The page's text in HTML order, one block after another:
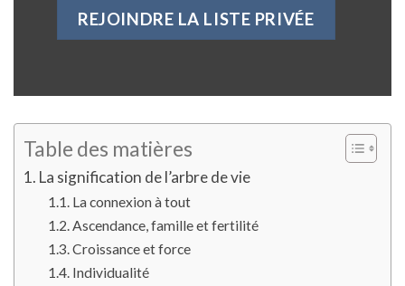
Table des matières
La signification de l’arbre de vie
La connexion à tout
Ascendance, famille et fertilité
Croissance et force
Individualité